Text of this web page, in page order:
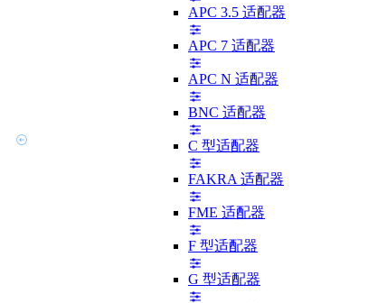
APC 3.5 适配器
APC 7 适配器
APC N 适配器
BNC 适配器
C 型适配器
FAKRA 适配器
FME 适配器
F 型适配器
G 型适配器